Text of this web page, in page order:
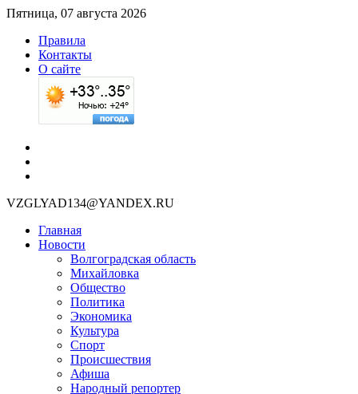
Пятница, 07 августа 2026
Правила
Контакты
О сайте
VZGLYAD134@YANDEX.RU
Главная
Новости
Волгоградская область
Михайловка
Общество
Политика
Экономика
Культура
Спорт
Происшествия
Афиша
Народный репортер